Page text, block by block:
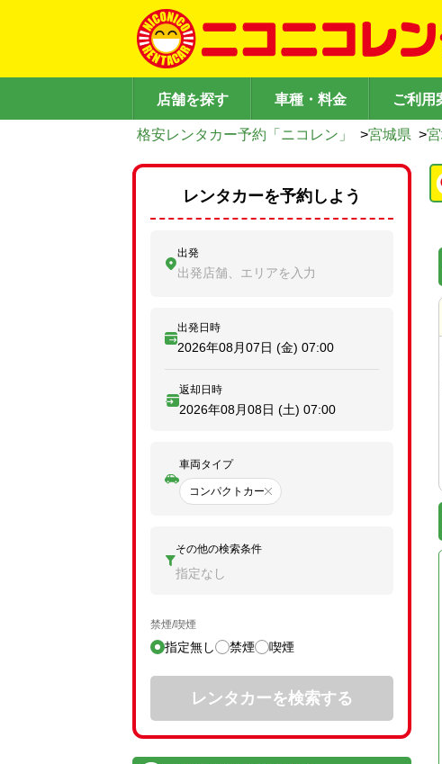
店舗を探す 車種・料金 ご利用
格安レンタカー予約「ニコレン」 >宮城県 >
レンタカーを予約しよう
出発
出発店舗、エリアを入力
出発日時
2026年08月07日 (金) 07:00
返却日時
2026年08月08日 (土) 07:00
車両タイプ
コンパクトカー
その他の検索条件
指定なし
禁煙/喫煙
指定無し 禁煙 喫煙
レンタカーを検索する